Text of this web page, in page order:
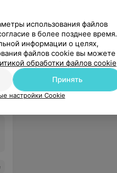
использования файлов
в более позднее время.
информации о целях,
файлов cookie вы можете
обработки файлов cookie
Принять
настройки Cookie